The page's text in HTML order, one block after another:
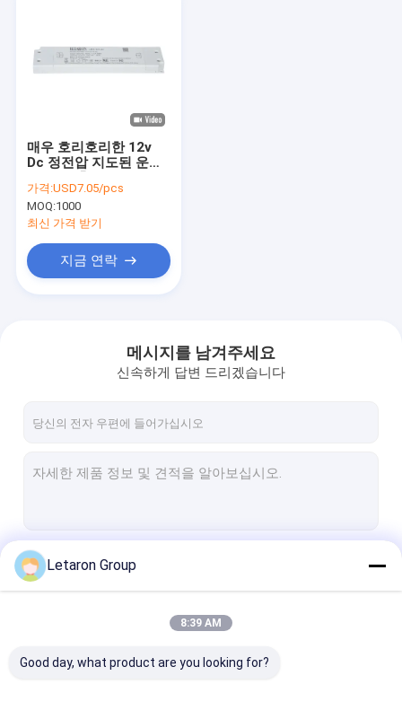
매우 호리호리한 12v
Dc 정전압 지도된 운전
VI
가격:USD7.05/pcs
MOQ:1000
최신 가격 받기
지금 연락
메시지를 남겨주세요
신속하게 답변 드리겠습니다
Letaron Group
8:39 AM
Good day, what product are you looking for?